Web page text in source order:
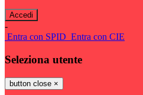
-
Entra con SPID Entra con CIE
Seleziona utente
button close ×